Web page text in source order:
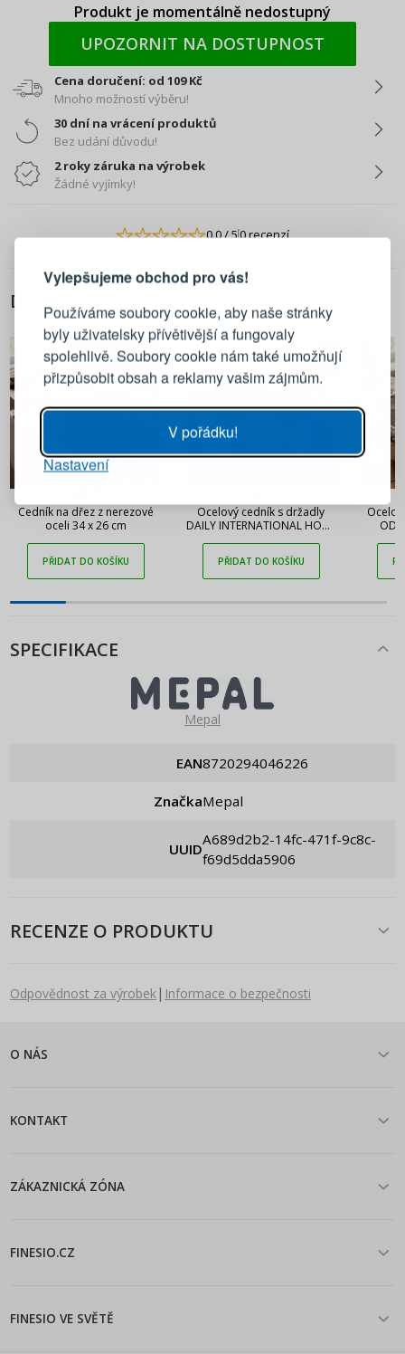
Vylepšujeme obchod pro vás!
Používáme soubory cookie, aby naše stránky
byly uživatelsky přívětivější a fungovaly
spolehlivě. Soubory cookie nám také umožňují
přizpůsobit obsah a reklamy vašim zájmům.
V pořádku!
Nastavení
Produkt je momentálně nedostupný
UPOZORNIT NA DOSTUPNOST
Cena doručení: od 109 Kč
Mnoho možností výběru!
30 dní na vrácení produktů
Bez udání důvodu!
2 roky záruka na výrobek
Žádné vyjímky!
0.0/ 50 recenzí
DALŠÍ Z TÉTO KATEGORIE
Cedník na dřez z nerezové
oceli 34 x 26 cm
PŘIDAT DO KOŠÍKU
Ocelový cedník s držadly
DAILY INTERNATIONAL HOME
PŘIDAT DO KOŠÍKU
SPECIFIKACE
Mepal
EAN 8720294046226
Značka Mepal
UUID
a689d2b2-14fc-471f-9c8c-
f69d5dda5906
RECENZE O PRODUKTU
Odpovědnost za výrobek| Informace o bezpečnosti
O NÁS
KONTAKT
ZÁKAZNICKÁ ZÓNA
FINESIO.CZ
FINESIO VE SVĚTĚ
PŘIHLÁŠENÍ REGISTRACE
Přihlaste se ke svému účtu
Emailová adresa
PŘIHLÁSIT SE
Připomenutí hesla